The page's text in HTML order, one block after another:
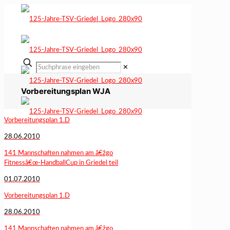
✕
Vorbereitungsplan WJA
Vorbereitungsplan 1.D
28.06.2010
141 Mannschaften nahmen am â€žgo
Fitnessâ€œ-HandballCup in Griedel teil
01.07.2010
Vorbereitungsplan 1.D
28.06.2010